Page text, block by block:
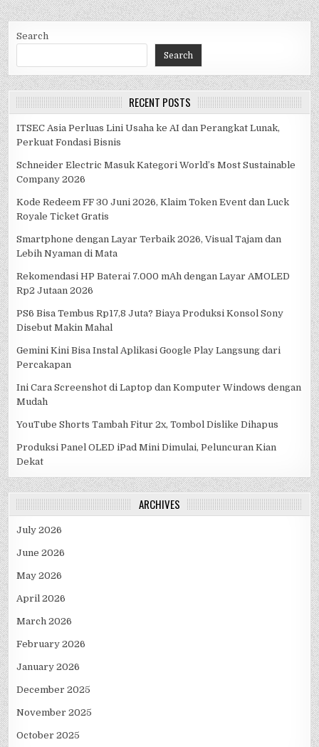
Search
Search
RECENT POSTS
ITSEC Asia Perluas Lini Usaha ke AI dan Perangkat Lunak,
Perkuat Fondasi Bisnis
Schneider Electric Masuk Kategori World’s Most Sustainable
Company 2026
Kode Redeem FF 30 Juni 2026, Klaim Token Event dan Luck
Royale Ticket Gratis
Smartphone dengan Layar Terbaik 2026, Visual Tajam dan
Lebih Nyaman di Mata
Rekomendasi HP Baterai 7.000 mAh dengan Layar AMOLED
Rp2 Jutaan 2026
PS6 Bisa Tembus Rp17,8 Juta? Biaya Produksi Konsol Sony
Disebut Makin Mahal
Gemini Kini Bisa Instal Aplikasi Google Play Langsung dari
Percakapan
Ini Cara Screenshot di Laptop dan Komputer Windows dengan
Mudah
YouTube Shorts Tambah Fitur 2x, Tombol Dislike Dihapus
Produksi Panel OLED iPad Mini Dimulai, Peluncuran Kian
Dekat
ARCHIVES
July 2026
June 2026
May 2026
April 2026
March 2026
February 2026
January 2026
December 2025
November 2025
October 2025